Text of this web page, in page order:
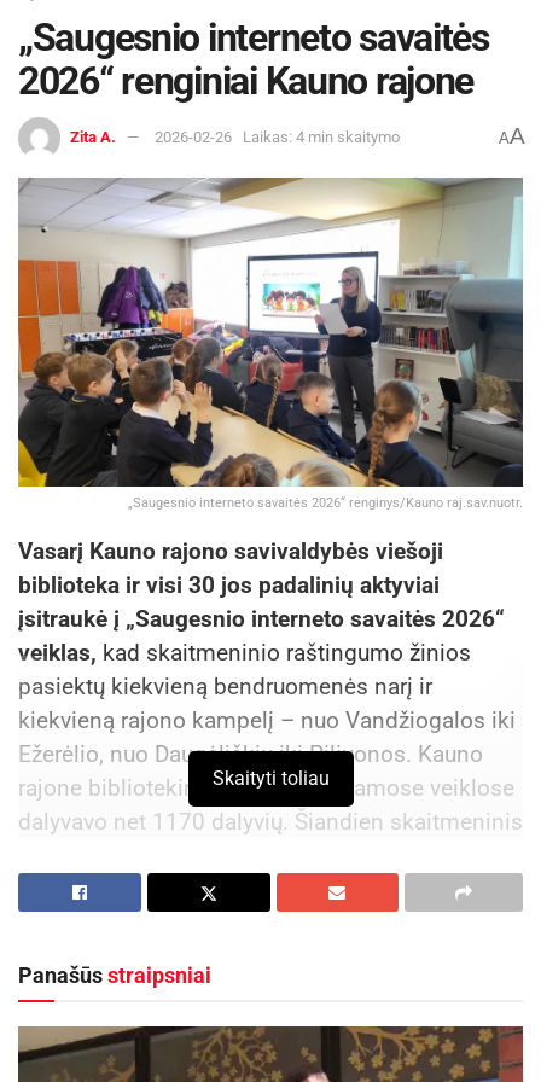
„Saugesnio interneto savaitės
2026“ renginiai Kauno rajone
Zita A. 2026-02-26 Laikas: 4 min skaitymo AA
„Saugesnio interneto savaitės 2026“ renginys/Kauno raj.sav.nuotr.
Vasarį Kauno rajono savivaldybės viešoji
biblioteka ir visi 30 jos padalinių aktyviai
įsitraukė į „Saugesnio interneto savaitės 2026“
veiklas, kad skaitmeninio raštingumo žinios
pasiektų kiekvieną bendruomenės narį ir
kiekvieną rajono kampelį – nuo Vandžiogalos iki
Ežerėlio, nuo Daugėliškių iki Piliuonos. Kauno
rajone bibliotekininkų organizuojamose veiklose
dalyvavo net 1170 dalyvių. Šiandien skaitmeninis
kompetencija – tai būtina sąlyga saugiam,
paslaugomis, socialiniais tinklais, įvairiais
Skaityti toliau
Panašūsstraipsniai